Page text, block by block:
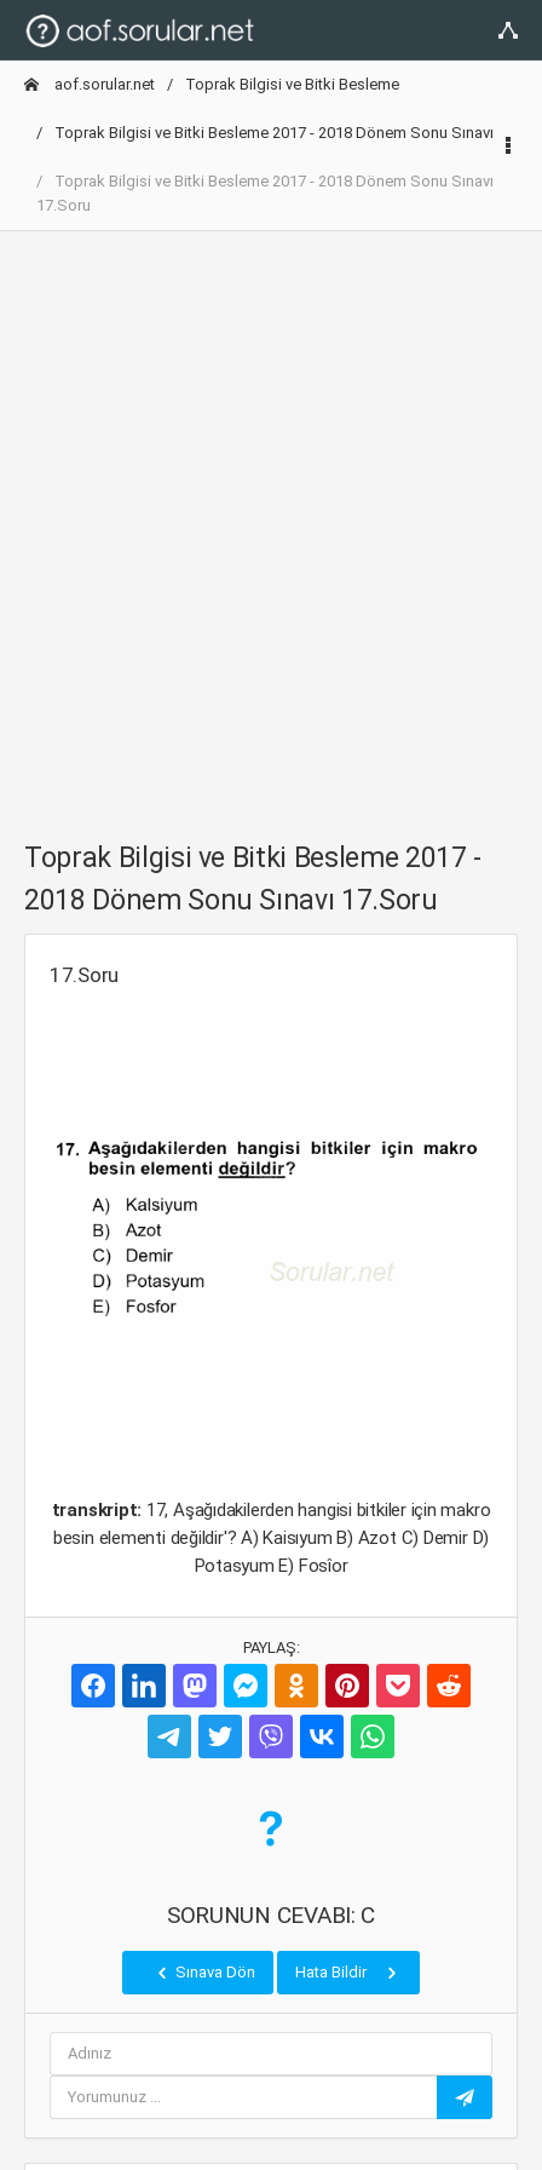
aof.sorular.net Toprak Bilgisi ve Bitki Besleme
Toprak Bilgisi ve Bitki Besleme 2017 - 2018 Dönem Sonu Sınavı
Toprak Bilgisi ve Bitki Besleme 2017 - 2018 Dönem Sonu Sınavı
17.Soru
Toprak Bilgisi ve Bitki Besleme 2017 -
2018 Dönem Sonu Sınavı 17.Soru
17.Soru
transkript: 17, Aşağıdakilerden hangisi bitkiler için makro
besin elementi değildir'? A) Kaisıyum B) Azot C) Demir D)
Potasyum E) Fosîor
PAYLAŞ:
SORUNUN CEVABI: C
Sınava Dön Hata Bildir